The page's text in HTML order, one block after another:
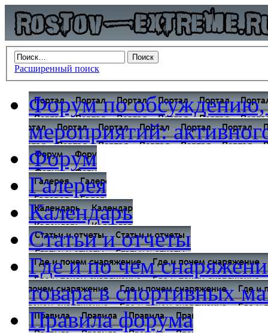
Расширенный поиск
Форум по обсуждению,
мероприятий:
Форум
Галерея
Календарь
Статьи и отчеты
Где и по чем
товара в спортивных
Правила форума